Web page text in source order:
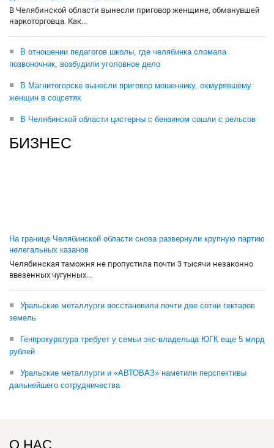
В Челябинской области вынесли приговор женщине, обманувшей
наркоторговца. Как...
В отношении педагогов школы, где челябинка сломала
позвоночник, возбудили уголовное дело
В Магнитогорске вынесли приговор мошеннику, охмурявшему
женщин в соцсетях
В Челябинской области цистерны с бензином сошли с рельсов
БИЗНЕС
На границе Челябинской области снова развернули крупную партию
нелегальных казанов
Челябинская таможня не пропустила почти 3 тысячи незаконно
ввезенных чугунных...
Уральские металлурги восстановили почти две сотни гектаров
земель
Генпрокуратура требует у семьи экс-владельца ЮГК еще 5 млрд
рублей
Уральские металлурги и «АВТОВАЗ» наметили перспективы
дальнейшего сотрудничества
О НАС